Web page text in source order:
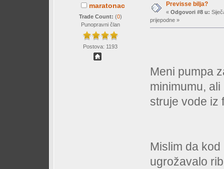
maratonac
Trade Count: (0)
Punopravni član
Postova: 1193
Previsse bilja?
« Odgovori #8 u:
prijepodne »
Meni pumpa
minimumu,
struje vode iz
Mislim da
ugrožavalo